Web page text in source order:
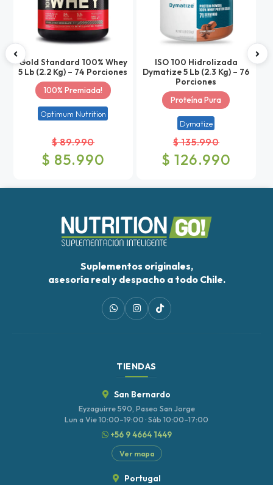
Gold Standard 100% Whey
5 Lb (2.2 Kg) – 74 Porciones
100% Premiada!
Optimum Nutrition
$ 89.990
$ 85.990
ISO 100 Hidrolizada
Dymatize 5 Lb (2.3 Kg) – 76
Porciones
Proteína Pura
Dymatize
$ 135.990
$ 126.990
Suplementos originales,
asesoría real y despacho a todo Chile.
TIENDAS
San Bernardo
Eyzaguirre 590, Paseo San Jorge
Lun a Vie 10:00–19:00 · Sáb 10:00–17:00
+56 9 4664 1449
Ver mapa
Portugal